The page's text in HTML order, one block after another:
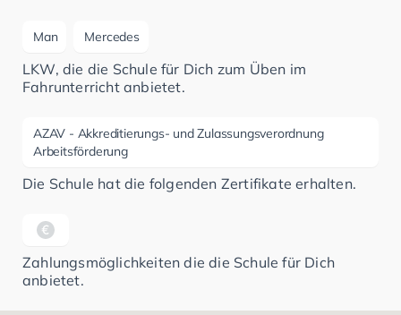
Man Mercedes
LKW, die die Schule für Dich zum Üben im
Fahrunterricht anbietet.
AZAV - Akkreditierungs- und Zulassungsverordnung
Arbeitsförderung
Die Schule hat die folgenden Zertifikate erhalten.
Zahlungsmöglichkeiten die die Schule für Dich
anbietet.